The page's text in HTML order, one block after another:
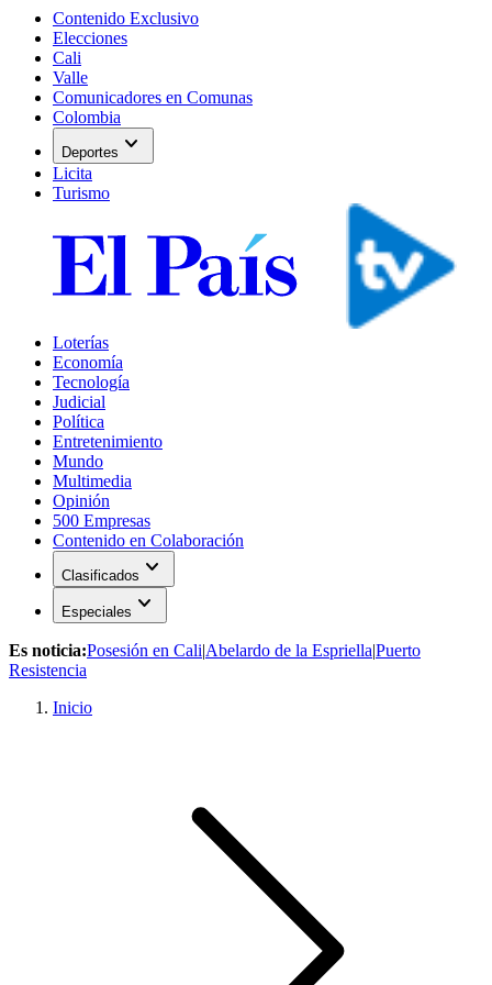
Contenido Exclusivo
Elecciones
Cali
Valle
Comunicadores en Comunas
Colombia
Deportes expand_more
Licita
Turismo
Loterías
Economía
Tecnología
Judicial
Política
Entretenimiento
Mundo
Multimedia
Opinión
500 Empresas
Contenido en Colaboración
Clasificados expand_more
Especiales expand_more
Es noticia:Posesión en Cali|Abelardo de la Espriella|Puerto
Resistencia
Inicio